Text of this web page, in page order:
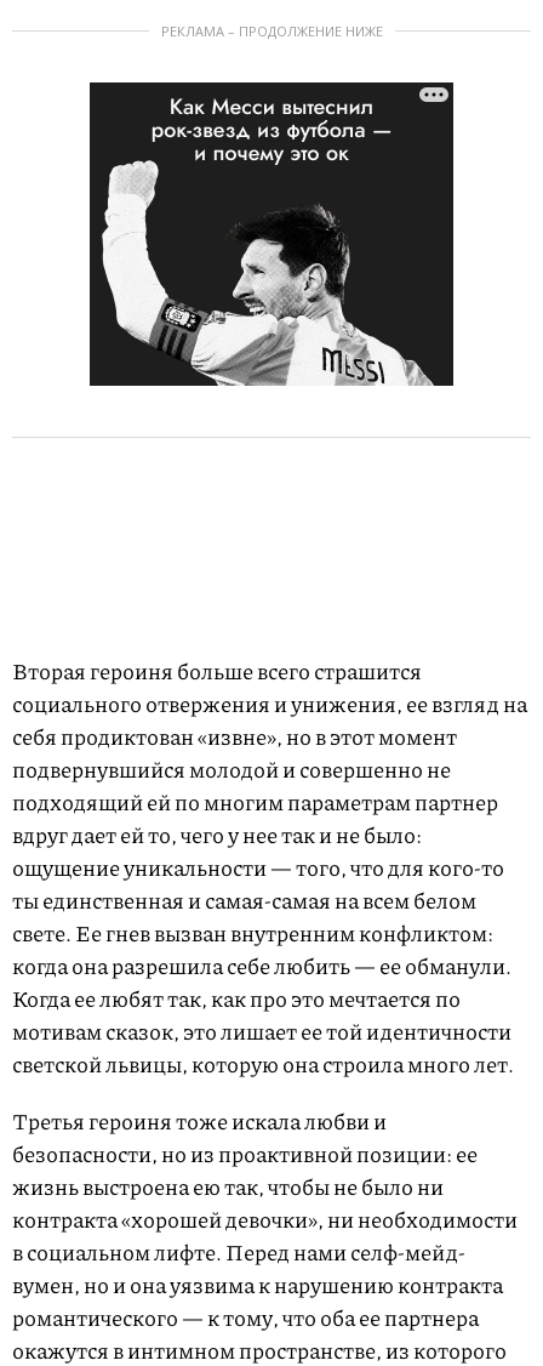
РЕКЛАМА – ПРОДОЛЖЕНИЕ НИЖЕ
Вторая героиня больше всего страшится
социального отвержения и унижения, ее взгляд на
себя продиктован «извне», но в этот момент
подвернувшийся молодой и совершенно не
подходящий ей по многим параметрам партнер
вдруг дает ей то, чего у нее так и не было:
ощущение уникальности — того, что для кого-то
ты единственная и самая-самая на всем белом
свете. Ее гнев вызван внутренним конфликтом:
когда она разрешила себе любить — ее обманули.
Когда ее любят так, как про это мечтается по
мотивам сказок, это лишает ее той идентичности
светской львицы, которую она строила много лет.
Третья героиня тоже искала любви и
безопасности, но из проактивной позиции: ее
жизнь выстроена ею так, чтобы не было ни
контракта «хорошей девочки», ни необходимости
в социальном лифте. Перед нами селф-мейд-
вумен, но и она уязвима к нарушению контракта
романтического — к тому, что оба ее партнера
окажутся в интимном пространстве, из которого